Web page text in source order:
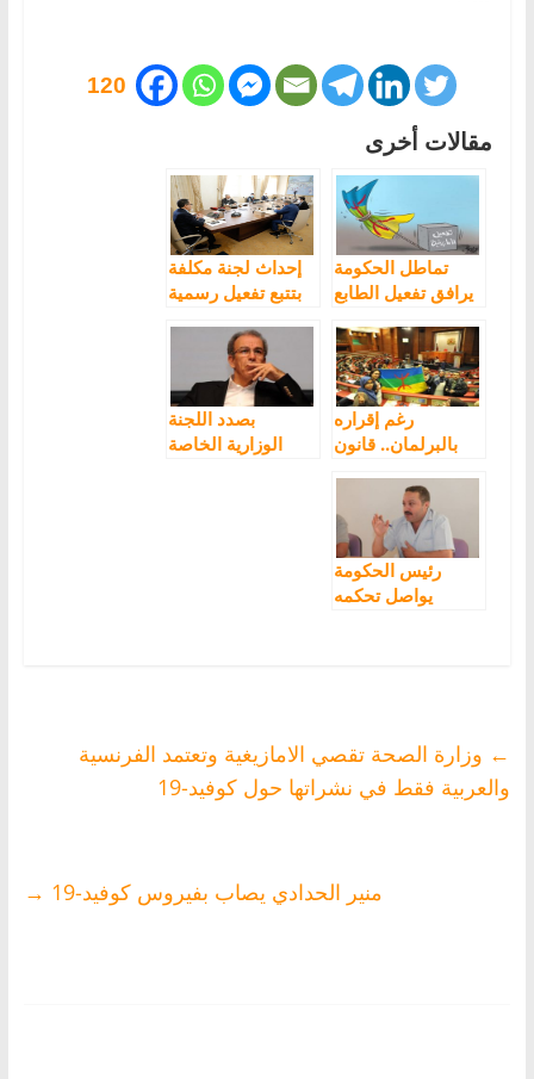
120
مقالات أخرى
تماطل الحكومة
يرافق تفعيل الطابع
الأمازيغية بالمغرب
إحداث لجنة مكلفة
بتتبع تفعيل رسمية
طاولة الحكومة
الخميس
رغم إقراره
بالبرلمان.. قانون
الرسمي للأمازيغية
يثير الجدل
بصدد اللجنة
الوزارية الخاصة
رئيس الحكومة
يواصل تحكمه
الطابع الرسمي
← وزارة الصحة تقصي الامازيغية وتعتمد الفرنسية
والعربية فقط في نشراتها حول كوفيد-19
منير الحدادي يصاب بفيروس كوفيد-19 →